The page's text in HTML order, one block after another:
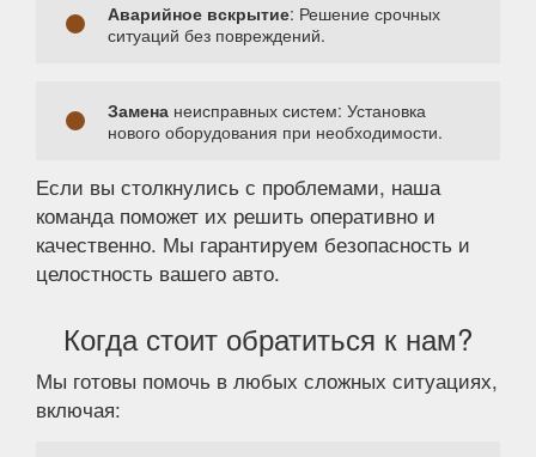
Аварийное вскрытие: Решение срочных
ситуаций без повреждений.
Замена неисправных систем: Установка
нового оборудования при необходимости.
Если вы столкнулись с проблемами, наша
команда поможет их решить оперативно и
качественно. Мы гарантируем безопасность и
целостность вашего авто.
Когда стоит обратиться к нам?
Мы готовы помочь в любых сложных ситуациях,
включая: